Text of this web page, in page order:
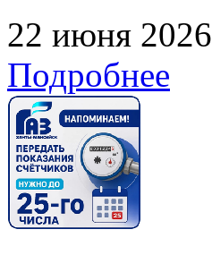
22 июня 2026
Подробнее